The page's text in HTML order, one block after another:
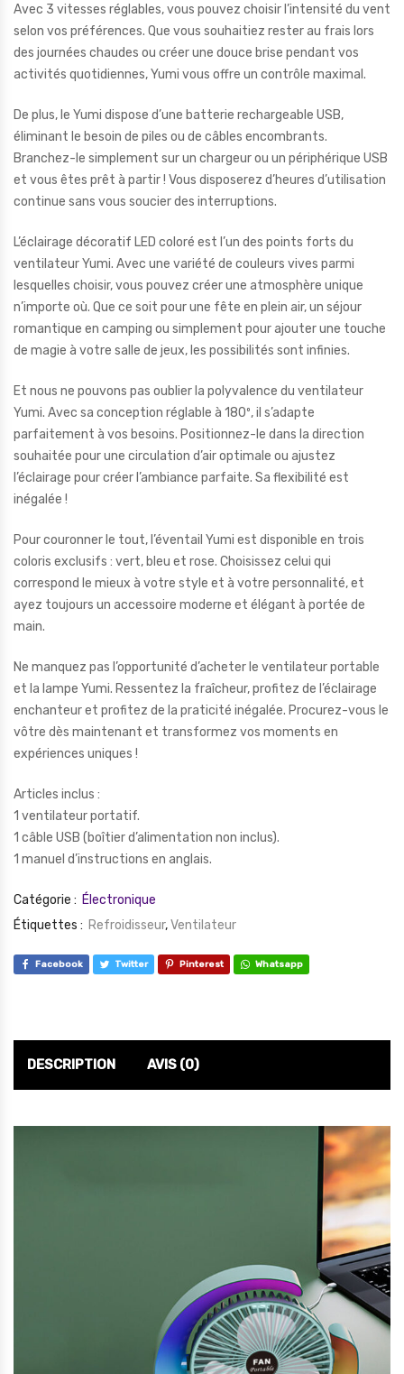
Avec 3 vitesses réglables, vous pouvez choisir l’intensité du vent
selon vos préférences. Que vous souhaitiez rester au frais lors
des journées chaudes ou créer une douce brise pendant vos
activités quotidiennes, Yumi vous offre un contrôle maximal.
De plus, le Yumi dispose d’une batterie rechargeable USB,
éliminant le besoin de piles ou de câbles encombrants.
Branchez-le simplement sur un chargeur ou un périphérique USB
et vous êtes prêt à partir ! Vous disposerez d’heures d’utilisation
continue sans vous soucier des interruptions.
L’éclairage décoratif LED coloré est l’un des points forts du
ventilateur Yumi. Avec une variété de couleurs vives parmi
lesquelles choisir, vous pouvez créer une atmosphère unique
n’importe où. Que ce soit pour une fête en plein air, un séjour
romantique en camping ou simplement pour ajouter une touche
de magie à votre salle de jeux, les possibilités sont infinies.
Et nous ne pouvons pas oublier la polyvalence du ventilateur
Yumi. Avec sa conception réglable à 180º, il s’adapte
parfaitement à vos besoins. Positionnez-le dans la direction
souhaitée pour une circulation d’air optimale ou ajustez
l’éclairage pour créer l’ambiance parfaite. Sa flexibilité est
inégalée !
Pour couronner le tout, l’éventail Yumi est disponible en trois
coloris exclusifs : vert, bleu et rose. Choisissez celui qui
correspond le mieux à votre style et à votre personnalité, et
ayez toujours un accessoire moderne et élégant à portée de
main.
Ne manquez pas l’opportunité d’acheter le ventilateur portable
et la lampe Yumi. Ressentez la fraîcheur, profitez de l’éclairage
enchanteur et profitez de la praticité inégalée. Procurez-vous le
vôtre dès maintenant et transformez vos moments en
expériences uniques !
Articles inclus :
1 ventilateur portatif.
1 câble USB (boîtier d’alimentation non inclus).
1 manuel d’instructions en anglais.
Catégorie : Électronique
Étiquettes : Refroidisseur,Ventilateur
Facebook Twitter Pinterest Whatsapp
DESCRIPTION AVIS (0)